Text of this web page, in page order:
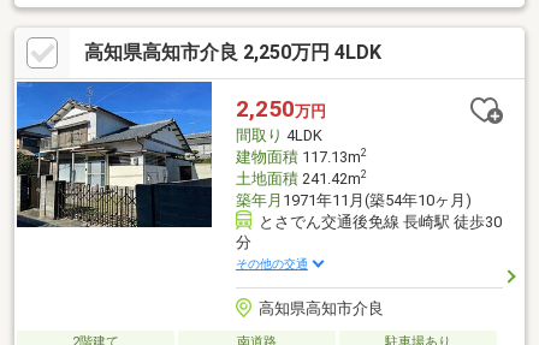
高知県高知市介良 2,250万円 4LDK
2,250万円
間取り 4LDK
建物面積117.13m2
土地面積241.42m2
築年月 1971年11月(築54年10ヶ月)
とさでん交通後免線 長崎駅 徒歩30
分
その他の交通
高知県高知市介良
2階建て 南道路 駐車場あり